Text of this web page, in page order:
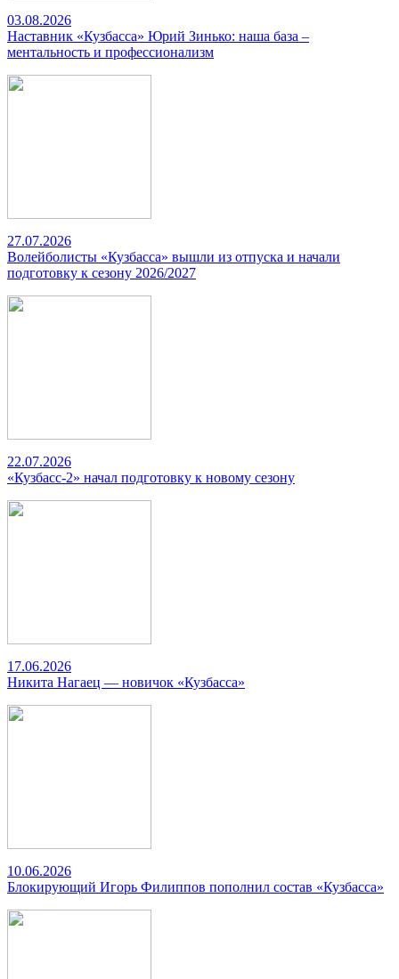
03.08.2026
Наставник «Кузбасса» Юрий Зинько: наша база –
ментальность и профессионализм
27.07.2026
Волейболисты «Кузбасса» вышли из отпуска и начали
подготовку к сезону 2026/2027
22.07.2026
«Кузбасс-2» начал подготовку к новому сезону
17.06.2026
Никита Нагаец — новичок «Кузбасса»
10.06.2026
Блокирующий Игорь Филиппов пополнил состав «Кузбасса»